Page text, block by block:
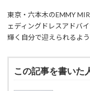
公式LINEにてアフ
オリジナル資料プ
東京・六本木のEMMY
ェディングドレスアドバ
輝く自分で迎えられるよ
この記事を書いた